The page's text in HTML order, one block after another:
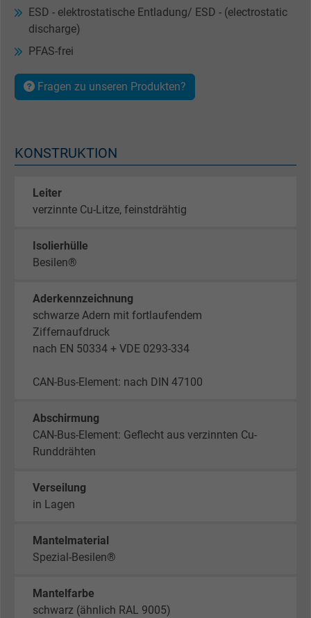
ESD - elektrostatische Entladung/ ESD - (electrostatic
discharge)
PFAS-frei
Fragen zu unseren Produkten?
KONSTRUKTION
Leiter
verzinnte Cu-Litze, feinstdrähtig
Isolierhülle
Besilen®
Aderkennzeichnung
schwarze Adern mit fortlaufendem
Ziffernaufdruck
nach EN 50334 + VDE 0293-334
CAN-Bus-Element: nach DIN 47100
Abschirmung
CAN-Bus-Element: Geflecht aus verzinnten Cu-
Runddrähten
Verseilung
in Lagen
Mantelmaterial
Spezial-Besilen®
Mantelfarbe
schwarz (ähnlich RAL 9005)